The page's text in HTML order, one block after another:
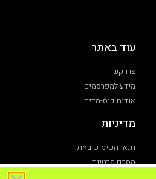
עוד באתר
צרו קשר
מידע למפרסמים
אודות כנס-מדיה
מדיניות
תנאי השימוש באתר
הסכם פרטיות